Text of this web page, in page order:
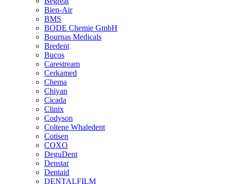
Bien-Air
BMS
BODE Chemie GmbH
Bournas Medicals
Bredent
Bucos
Carestream
Cerkamed
Chema
Chiyan
Cicada
Clinix
Codyson
Coltene Whaledent
Cotisen
COXO
DeguDent
Denstar
Dentaid
DENTALFILM